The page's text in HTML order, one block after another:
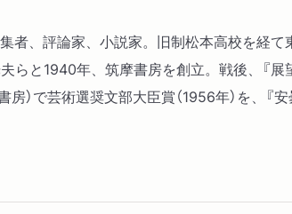
者、評論家、小説家。旧制松本高校を経
と1940年、筑摩書房を創立。戦後、『
）で芸術選奨文部大臣賞（1956年）を、『